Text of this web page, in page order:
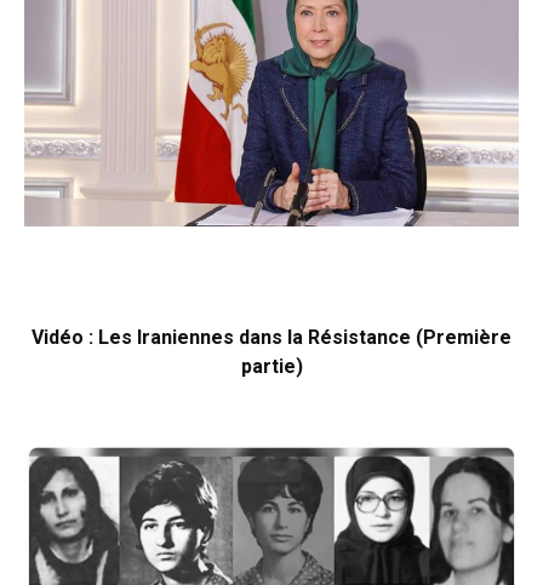
Vidéo : Les Iraniennes dans la Résistance (Première
partie)